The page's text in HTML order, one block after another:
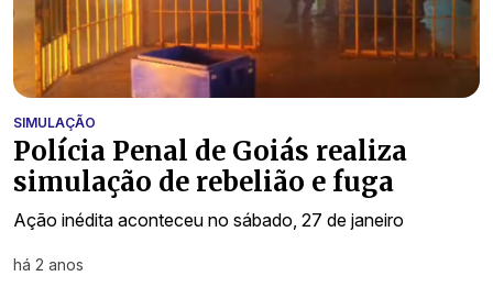
SIMULAÇÃO
Polícia Penal de Goiás realiza
simulação de rebelião e fuga
Ação inédita aconteceu no sábado, 27 de janeiro
há 2 anos